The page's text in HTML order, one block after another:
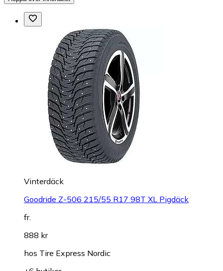
Vinterdäck
Goodride Z-506 215/55 R17 98T XL Pigdäck
fr.
888 kr
hos Tire Express Nordic